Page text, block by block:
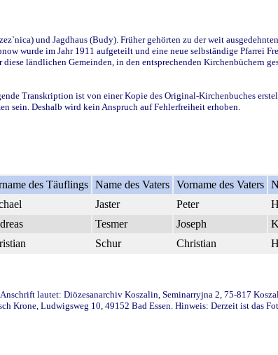
und Jagdhaus (Budy). Früher gehörten zu der weit
wurde im Jahr 1911 aufgeteilt und eine neue selbständige Pfarrei
ländlichen Gemeinden, in den entsprechenden Kirchenbüchern
Transkription ist von einer Kopie des Original-Kirchenbuches
sein. Deshalb wird kein Anspruch auf Fehlerfreiheit erhoben.
des Täuflings Name des Vaters Vorname des Vaters
Jaster Peter
Tesmer Joseph
Schur Christian
lautet: Diözesanarchiv Koszalin, Seminarryjna 2, 75-817
Krone, Ludwigsweg 10, 49152 Bad Essen. Hinweis: Derzeit ist das